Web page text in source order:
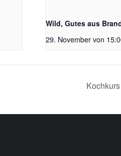
Wild, Gutes aus
29. November von